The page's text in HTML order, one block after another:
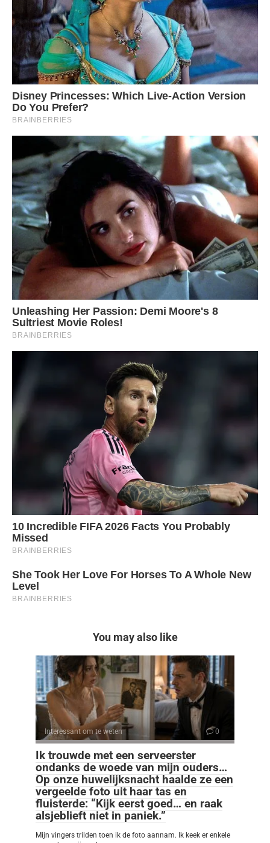
You may also like
Interessant om te weten 0
Ik trouwde met een serveerster
ondanks de woede van mijn ouders…
Op onze huwelijksnacht haalde ze een
vergeelde foto uit haar tas en
fluisterde: “Kijk eerst goed… en raak
alsjeblieft niet in paniek.”
Mijn vingers trilden toen ik de foto aannam. Ik keek er enkele